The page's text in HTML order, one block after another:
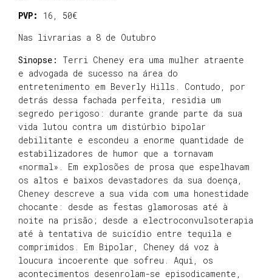
PVP: 16, 50€
Nas livrarias a 8 de Outubro
Sinopse: Terri Cheney era uma mulher atraente
e advogada de sucesso na área do
entretenimento em Beverly Hills. Contudo, por
detrás dessa fachada perfeita, residia um
segredo perigoso: durante grande parte da sua
vida lutou contra um distúrbio bipolar
debilitante e escondeu a enorme quantidade de
estabilizadores de humor que a tornavam
«normal». Em explosões de prosa que espelhavam
os altos e baixos devastadores da sua doença,
Cheney descreve a sua vida com uma honestidade
chocante: desde as festas glamorosas até à
noite na prisão; desde a electroconvulsoterapia
até à tentativa de suicídio entre tequila e
comprimidos. Em Bipolar, Cheney dá voz à
loucura incoerente que sofreu. Aqui, os
acontecimentos desenrolam-se episodicamente,